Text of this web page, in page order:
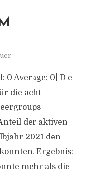
0 Average: 0] Die
die acht
der aktiven
2021 den
Ergebnis:
mehr als die